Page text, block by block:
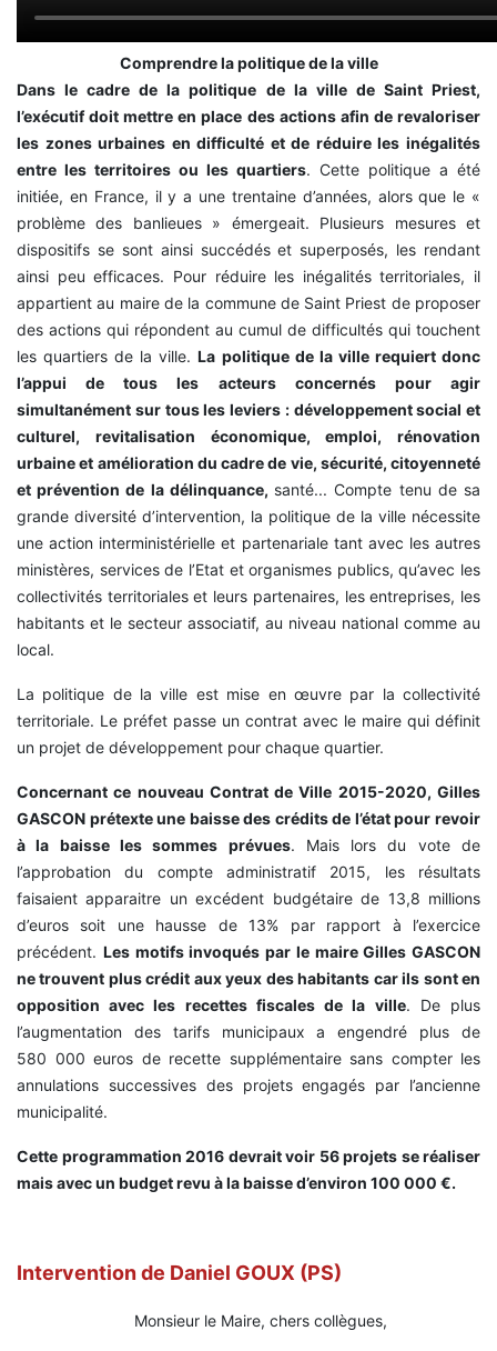
Comprendre la politique de la ville
Dans le cadre de la politique de la ville de Saint Priest,
l’exécutif doit mettre en place des actions afin de revaloriser
les zones urbaines en difficulté et de réduire les inégalités
entre les territoires ou les quartiers. Cette politique a été
initiée, en France, il y a une trentaine d’années, alors que le «
problème des banlieues » émergeait. Plusieurs mesures et
dispositifs se sont ainsi succédés et superposés, les rendant
ainsi peu efficaces. Pour réduire les inégalités territoriales, il
appartient au maire de la commune de Saint Priest de proposer
des actions qui répondent au cumul de difficultés qui touchent
les quartiers de la ville.La politique de la ville requiert donc
l’appui de tous les acteurs concernés pour agir
simultanément sur tous les leviers : développement social et
culturel, revitalisation économique, emploi, rénovation
urbaine et amélioration du cadre de vie, sécurité, citoyenneté
et prévention de la délinquance, santé... Compte tenu de sa
grande diversité d’intervention, la politique de la ville nécessite
une action interministérielle et partenariale tant avec les autres
ministères, services de l’Etat et organismes publics, qu’avec les
collectivités territoriales et leurs partenaires, les entreprises, les
habitants et le secteur associatif, au niveau national comme au
local.
La politique de la ville est mise en œuvre par la collectivité
territoriale. Le préfet passe un contrat avec le maire qui définit
un projet de développement pour chaque quartier.
Concernant ce nouveau Contrat de Ville 2015-2020, Gilles
GASCON prétexte une baisse des crédits de l’état pour revoir
à la baisse les sommes prévues. Mais lors du vote de
l’approbation du compte administratif 2015, les résultats
faisaient apparaitre un excédent budgétaire de 13,8 millions
d’euros soit une hausse de 13% par rapport à l’exercice
précédent. Les motifs invoqués par le maire Gilles GASCON
ne trouvent plus crédit aux yeux des habitants car ils sont en
opposition avec les recettes fiscales de la ville. De plus
l’augmentation des tarifs municipaux a engendré plus de
580 000 euros de recette supplémentaire sans compter les
annulations successives des projets engagés par l’ancienne
municipalité.
Cette programmation 2016 devrait voir 56 projets se réaliser
mais avec un budget revu à la baisse d’environ 100 000 €.
Intervention de Daniel GOUX (PS)
Monsieur le Maire, chers collègues,